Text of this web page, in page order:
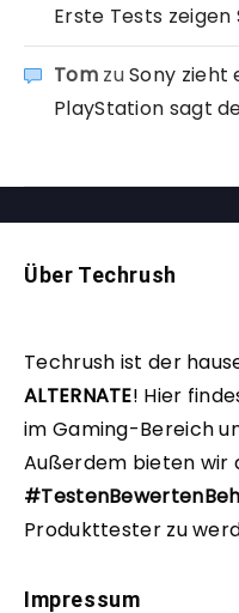
Erste Tests
TomzuSony zieht
PlayStation sagt
Über Techrush
Techrush ist der
ALTERNATE! Hier
im Gaming-Bereich
Außerdem bieten wir
Produkttester zu
Impressum